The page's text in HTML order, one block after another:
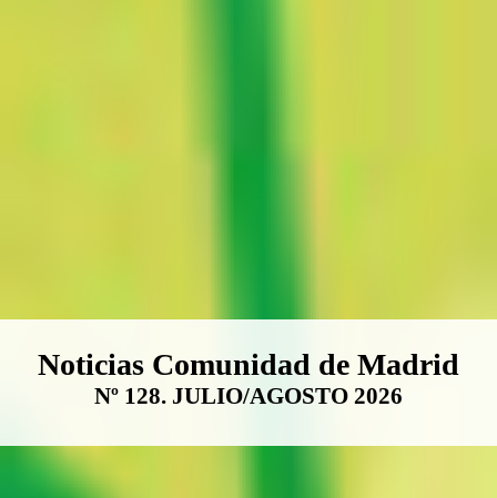
Boletín Noticias Comunidad de
Noticias Comunidad de Madrid
Nº 128. JULIO/AGOSTO 2026